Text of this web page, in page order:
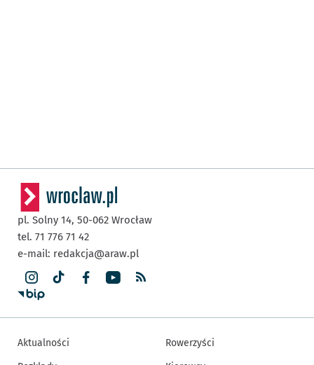
pl. Solny 14, 50-062 Wrocław
tel. 71 776 71 42
e-mail: redakcja@araw.pl
Aktualności
Rowerzyści